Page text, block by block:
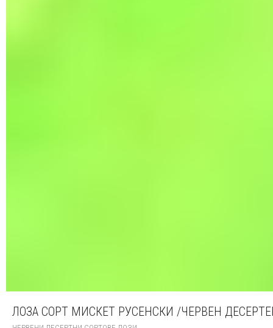
ЛОЗА СОРТ МИСКЕТ РУСЕНСКИ /ЧЕРВЕН